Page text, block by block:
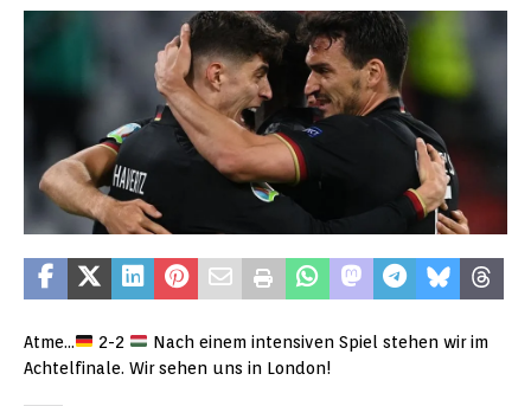
Atme… 2-2
Nach einem intensiven Spiel stehen wir im
Achtelfinale. Wir sehen uns in London!